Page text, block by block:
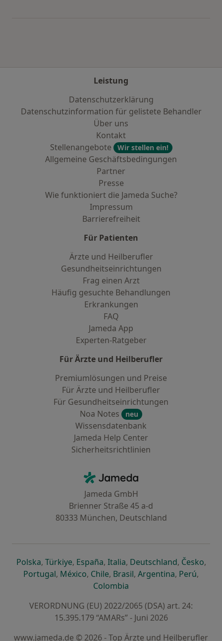
Leistung
Datenschutzerklärung
Datenschutzinformation für gelistete Behandler
Über uns
Kontakt
Stellenangebote
Wir stellen ein!
Allgemeine Geschäftsbedingungen
Partner
Presse
Wie funktioniert die Jameda Suche?
Impressum
Barrierefreiheit
Für Patienten
Ärzte und Heilberufler
Gesundheitseinrichtungen
Frag einen Arzt
Häufig gesuchte Behandlungen
Erkrankungen
FAQ
Jameda App
Experten-Ratgeber
Für Ärzte und Heilberufler
Premiumlösungen und Preise
Für Ärzte und Heilberufler
Für Gesundheitseinrichtungen
Noa Notes
neu
Wissensdatenbank
Jameda Help Center
Sicherheitsrichtlinien
Jameda - Startseite
Jameda GmbH
Brienner Straße 45 a-d
80333 München, Deutschland
Polskaöffnet in einer neuen Registerkarte
, Türkiyeöffnet in einer neuen Registerkarte
, Españaöffnet in einer neuen
, Italiaöffnet in einer neuen
, Deutschlandöffnet in
, Česko,
Portugalöffnet in einer neuen Registerkarte
, Méxicoöffnet in einer neuen Registerkarte
, Chileöffnet in einer neuen
, Brasilöffnet in einer neuen
, Argentinaöffnet in
, Perúöffnet
,
Colombia
VERORDNUNG (EU) 2022/2065 (DSA) art. 24:
15.395.179 “AMARs” - Juni 2026
www.jameda.de © 2026 - Top Ärzte und Heilberufler